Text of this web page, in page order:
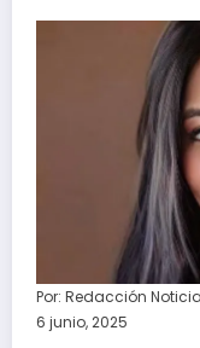
Por: Redacción
6 junio, 2025